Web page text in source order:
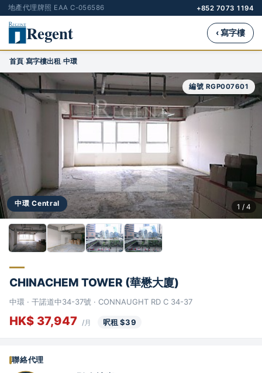
地產代理牌照 EAA C-056586 +852 7073 1194
Regent ‹ 寫字樓
首頁›寫字樓出租›中環
中環 Central
編號 RGP007601
1 / 4
CHINACHEM TOWER (華懋大廈)
中環 · 干諾道中34-37號 · CONNAUGHT RD C 34-37
HK$ 37,947 /月 呎租 $39
聯絡代理